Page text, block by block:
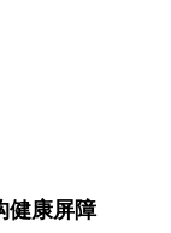
健康屏障